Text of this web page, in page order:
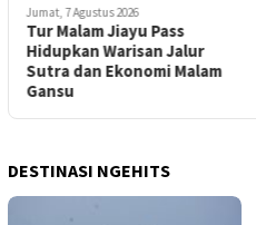
Jumat, 7 Agustus 2026
Tur Malam Jiayu Pass
Hidupkan Warisan Jalur
Sutra dan Ekonomi Malam
Gansu
DESTINASI NGEHITS